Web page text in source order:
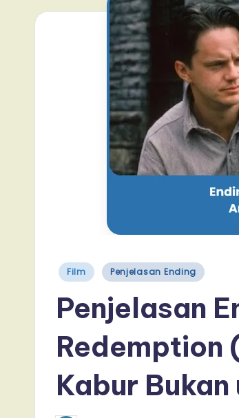
Posted
Film Penjelasan Ending
Penjelasan
Redemption
Kabur